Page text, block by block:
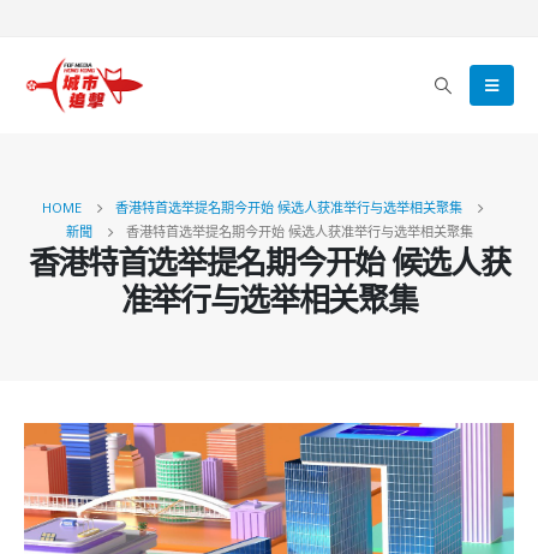
HOME
香港特首选举提名期今开始 候选人获准举行与选举相关聚集
新聞
香港特首选举提名期今开始 候选人获准举行与选举相关聚集
香港特首选举提名期今开始 候选人获
准举行与选举相关聚集